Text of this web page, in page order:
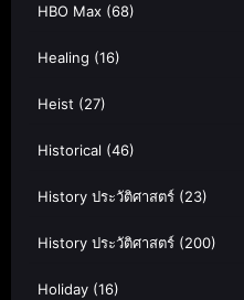
HBO Max (68)
Healing (16)
Heist (27)
Historical (46)
History ประวัติศาสตร์ (23)
History ประวัติศาสตร์ (200)
Holiday (16)